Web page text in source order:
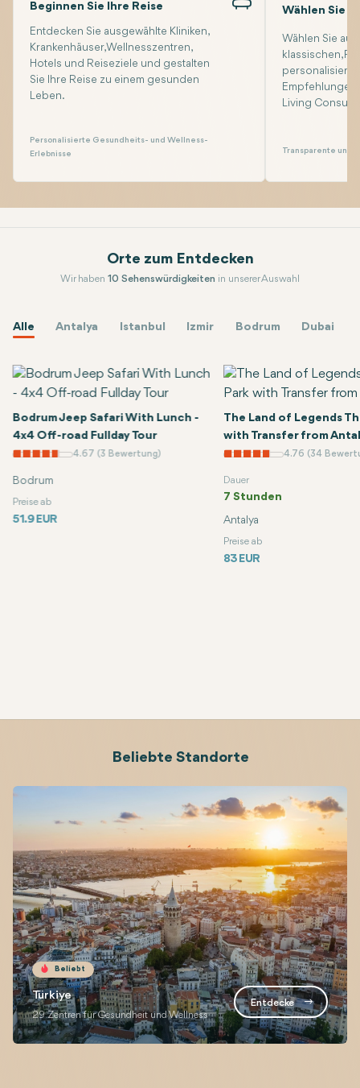
Beginnen Sie Ihre Reise
Entdecken Sie ausgewählte Kliniken,
Krankenhäuser, Wellnesszentren,
Hotels und Reiseziele und gestalten
Sie Ihre Reise zu einem gesunden
Leben.
Personalisierte Gesundheits- und Wellness-
Erlebnisse
Wählen Sie
Wählen Sie aus
klassischen,
Empfehlungen
Living
Transparente und
Orte zum Entdecken
Entdecken Sie einzigartige Aktivitäten am Erlebnisort
Wir haben 10 Sehenswürdigkeiten in unserer Auswahl
Entdecke nach Standorten
Alle Antalya Istanbul Izmir Bodrum Dubai
Bodrum Jeep Safari With Lunch -
4x4 Off-road Fullday Tour
4.67 (3 Bewertung)
Bodrum
Preise ab
51.9 EUR
The Land of Legends
with Transfer from
4.76 (34
Dauer
7 Stunden
Antalya
Preise ab
83 EUR
Beliebte Standorte
Entdecken Sie die besten Orte auf der ganzen Welt, die für ihr
Beliebt
Türkiye
29 Zentren für Gesundheit und Wellness
Entdecke